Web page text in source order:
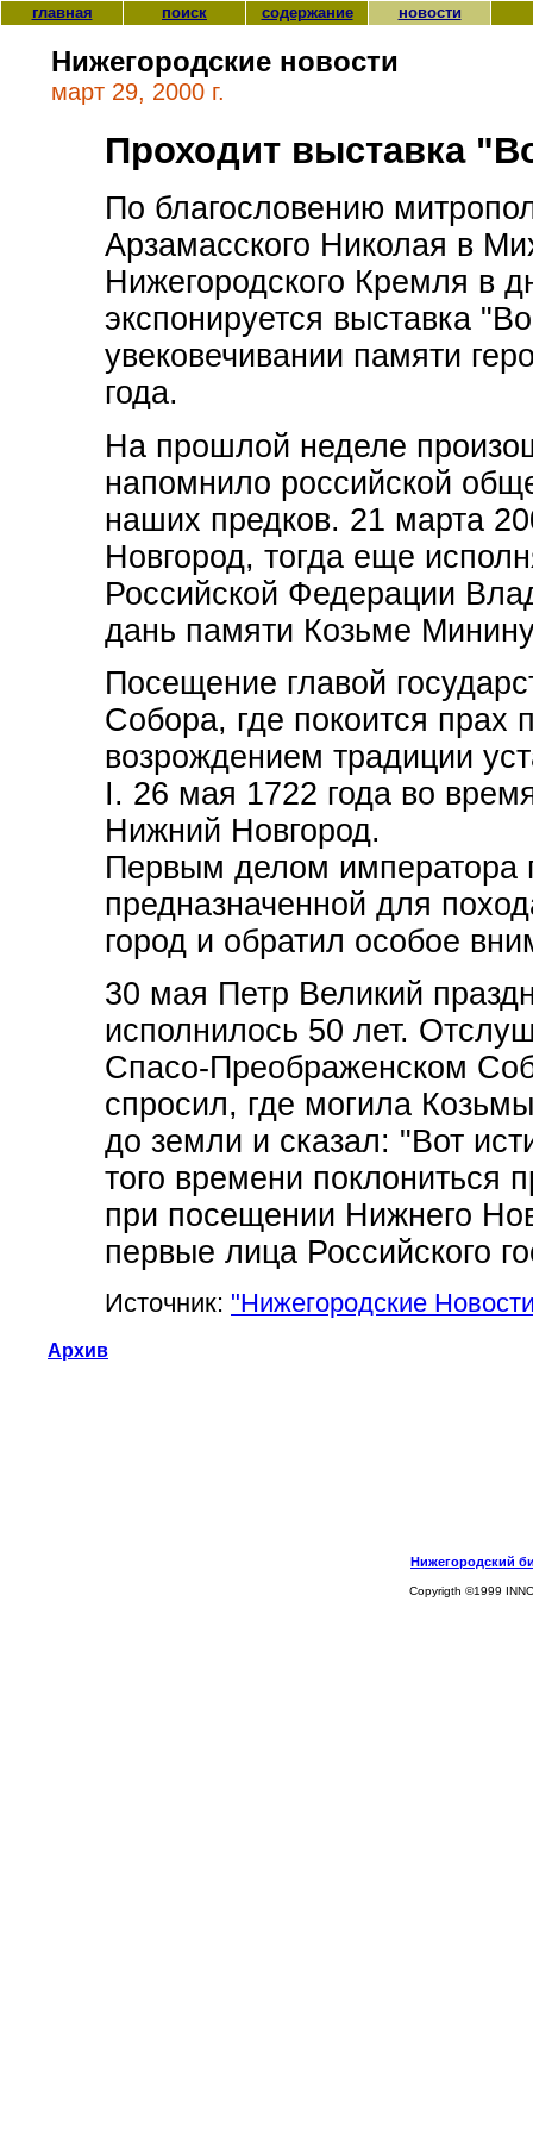
главная поиск содержание новости
Нижегородские новости
март 29, 2000 г.
Проходит выставка
По благословению
Арзамасского Николая в
Нижегородского Кремля в
экспонируется выставка
увековечивании памяти
года.
На прошлой неделе
напомнило российской
наших предков. 21 марта
Новгород, тогда еще
Российской Федерации
дань памяти Козьме
Посещение главой
Собора, где покоится прах
возрождением традиции
I. 26 мая 1722 года во
Нижний Новгород.
Первым делом императора
предназначенной для
город и обратил особое
30 мая Петр Великий
исполнилось 50 лет.
Спасо-Преображенском
спросил, где могила
до земли и сказал: "Вот
того времени поклониться
при посещении Нижнего
первые лица Российского
Источник: "Нижегородские
Архив
Нижегородский
Copyrigth ©1999